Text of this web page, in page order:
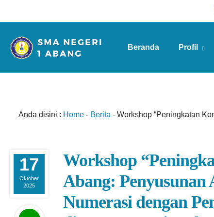
Beranda Profil
Anda disini : Home - Berita - Workshop “Peningkatan
17
Oktober
2025
Workshop
Abang: Penyusunan
Numerasi dengan